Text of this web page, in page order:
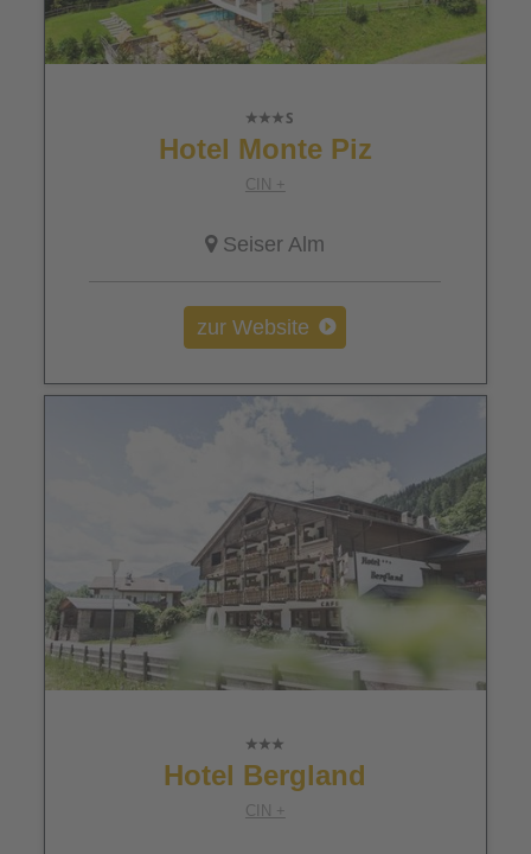
Hotel Monte Piz
CIN +
Seiser Alm
zur Website
Hotel Bergland
CIN +